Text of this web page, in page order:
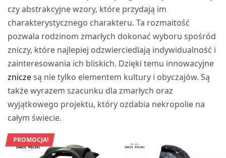
czy abstrakcyjne wzory, które przydają im
charakterystycznego charakteru. Ta rozmaitość
pozwala rodzinom zmarłych dokonać wyboru spośród
zniczy, które najlepiej odzwierciedlają indywidualność i
zainteresowania ich bliskich. Dzięki temu innowacyjne
zniczesą nie tylko elementem kultury i obyczajów. Są
także wyrazem szacunku dla zmarłych oraz
wyjątkowego projektu, który ozdabia nekropolie na
całym świecie.
PROMOCJA!